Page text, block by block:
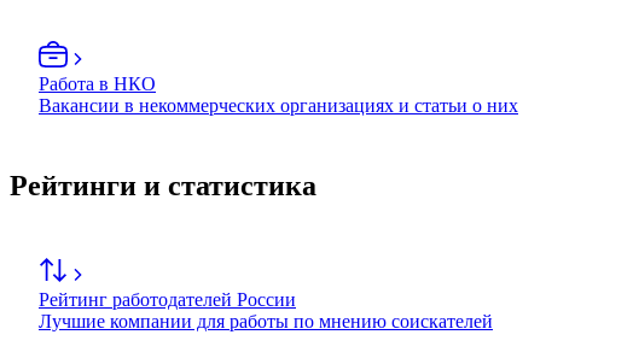
Работа в НКО
Вакансии в некоммерческих организациях и статьи о них
Рейтинги и статистика
Рейтинг работодателей России
Лучшие компании для работы по мнению соискателей